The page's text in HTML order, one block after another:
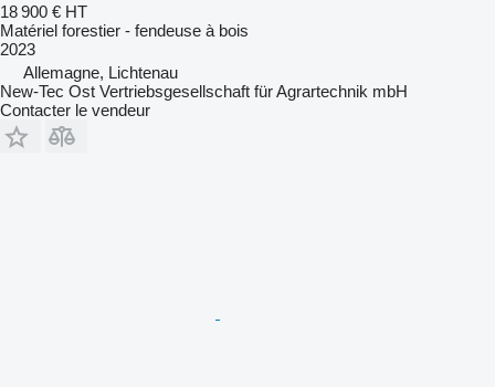
18 900 € HT
Matériel forestier - fendeuse à bois
2023
Allemagne, Lichtenau
New-Tec Ost Vertriebsgesellschaft für Agrartechnik mbH
Contacter le vendeur